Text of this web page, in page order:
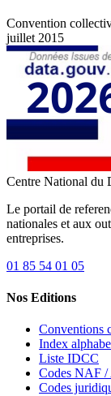
Convention
juillet 2015
Centre National du
Le portail de
nationales et aux
entreprises.
01 85 54 01 05
Nos Editions
Conventions
Index
Liste IDCC
Codes NAF /
Codes